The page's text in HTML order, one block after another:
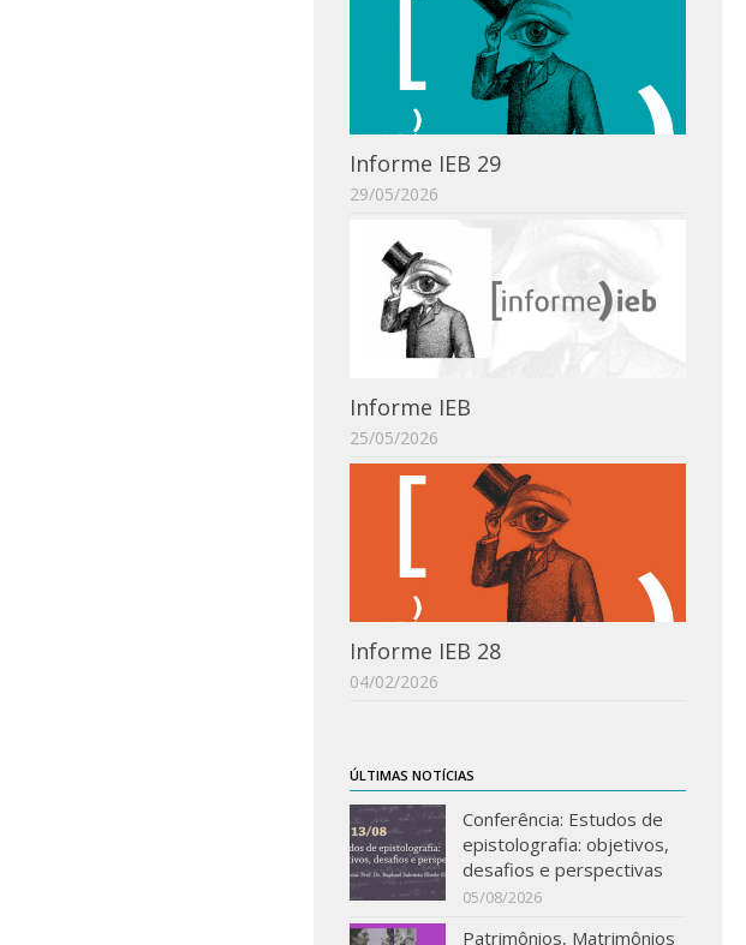
Informe IEB 29
29/05/2026
Informe IEB
25/05/2026
Informe IEB 28
04/02/2026
ÚLTIMAS NOTÍCIAS
Conferência: Estudos de
epistolografia: objetivos,
desafios e perspectivas
05/08/2026
Patrimônios, Matrimônios